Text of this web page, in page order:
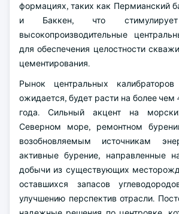
формациях, таких как Пермианский
и Баккен, что
высокопроизводительные
для обеспечения целостности
цементирования.
Рынок центральных
ожидается, будет расти на более чем
года. Сильный акцент на
Северном море, ремонтном
возобновляемым источникам
активные бурение, направленные
добычи из существующих
оставшихся запасов
улучшению перспектив отрасли.